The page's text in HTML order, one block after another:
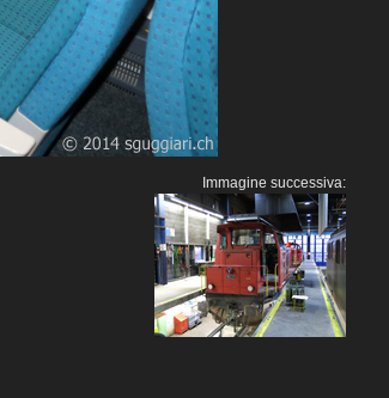
Immagine successiva: